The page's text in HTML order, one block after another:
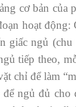
cơ bản của
hoạt
giấc ngủ
tiếp theo,
chỉ để làm
ngủ đủ